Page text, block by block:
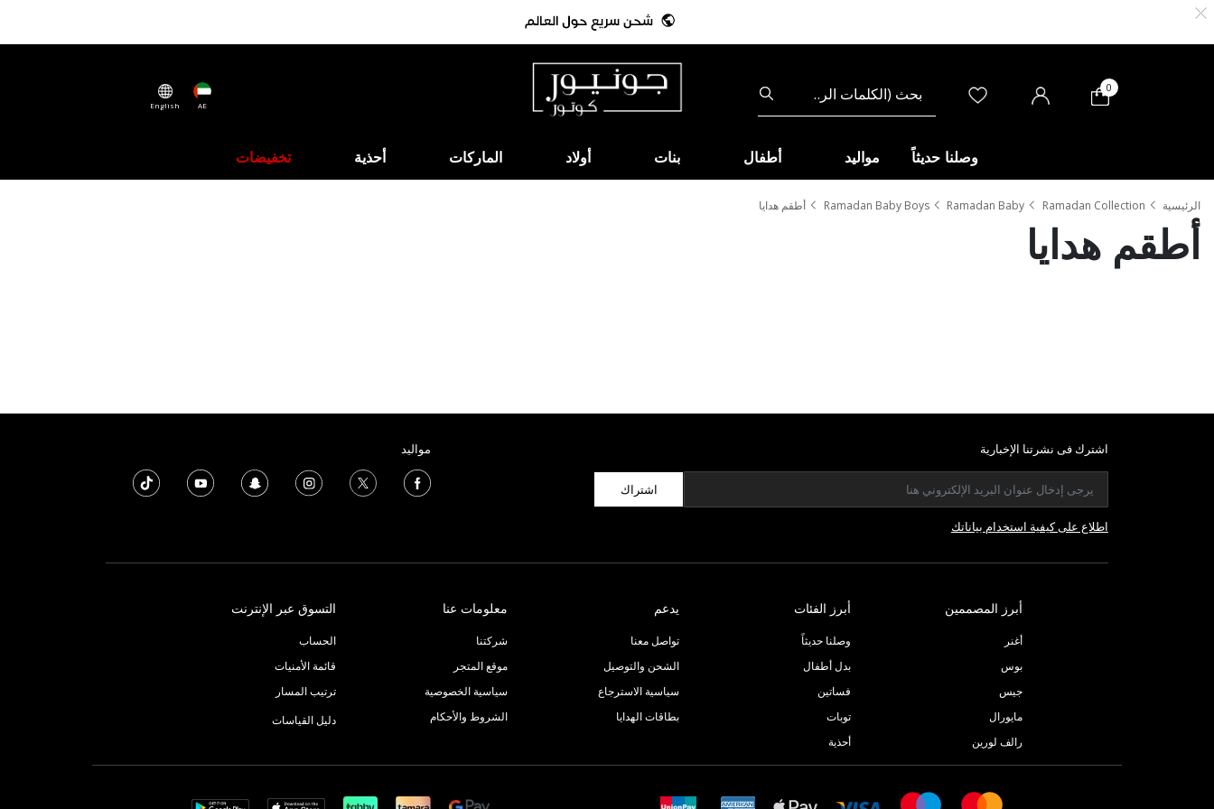
AE
English
0
وصلنا حديثاً مواليد أطفال بنات أولاد الماركات أحذية تخفيضات
الرئيسية Ramadan Collection
Ramadan Baby
Ramadan Baby Boys أطقم هدايا
أطقم هدايا
اشترك فى نشرتنا الإخبارية
اشتراك
اطلاع على كيفية استخدام بياناتك
مواليد
أبرز المصممين
أغنر
بوس
جيس
مايورال
رالف لورين
أبرز الفئات
وصلنا حديثاً
بدل أطفال
فساتين
توبات
أحذية
يدعم
تواصل معنا
الشحن والتوصيل
سياسية الاسترجاع
بطاقات الهدايا
معلومات عنا
شركتنا
موقع المتجر
سياسية الخصوصية
الشروط والأحكام
التسوق عبر الإنترنت
الحساب
قائمة الأمنيات
ترتيب المسار
دليل القياسات